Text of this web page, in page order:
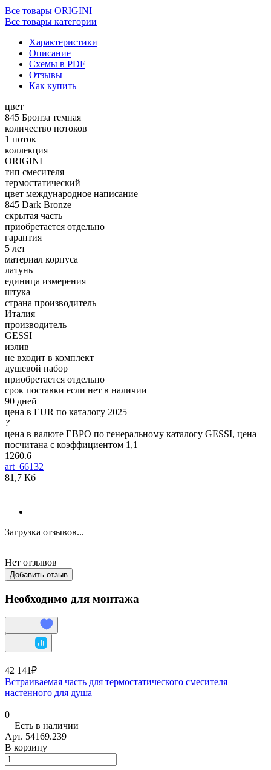
Все товары ORIGINI
Все товары категории
Характеристики
Описание
Схемы в PDF
Отзывы
Как купить
цвет
845 Бронза темная
количество потоков
1 поток
коллекция
ORIGINI
тип смесителя
термостатический
цвет международное написание
845 Dark Bronze
скрытая часть
приобретается отдельно
гарантия
5 лет
материал корпуса
латунь
единица измерения
штука
страна производитель
Италия
производитель
GESSI
излив
не входит в комплект
душевой набор
приобретается отдельно
срок поставки если нет в наличии
90 дней
цена в EUR по каталогу 2025
?
цена в валюте ЕВРО по генеральному каталогу GESSI, цена
посчитана с коэффициентом 1,1
1260.6
art_66132
81,7 Кб
Загрузка отзывов...
Нет отзывов
Добавить отзыв
Необходимо для монтажа
42 141₽
Встраиваемая часть для термостатического смесителя
настенного для душа
0
Есть в наличии
Арт. 54169.239
В корзину